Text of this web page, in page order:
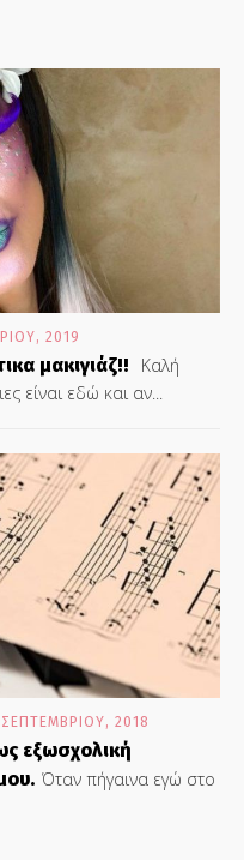
2019
μακιγιάζ!!
Καλή
είναι εδώ και αν...
2018
εξωσχολική
Όταν πήγαινα εγώ στο